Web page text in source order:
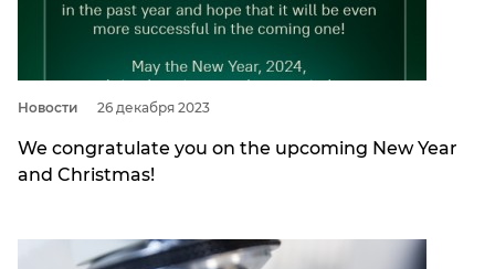
Новости 26 декабря 2023
We congratulate you on the upcoming New Year
and Christmas!